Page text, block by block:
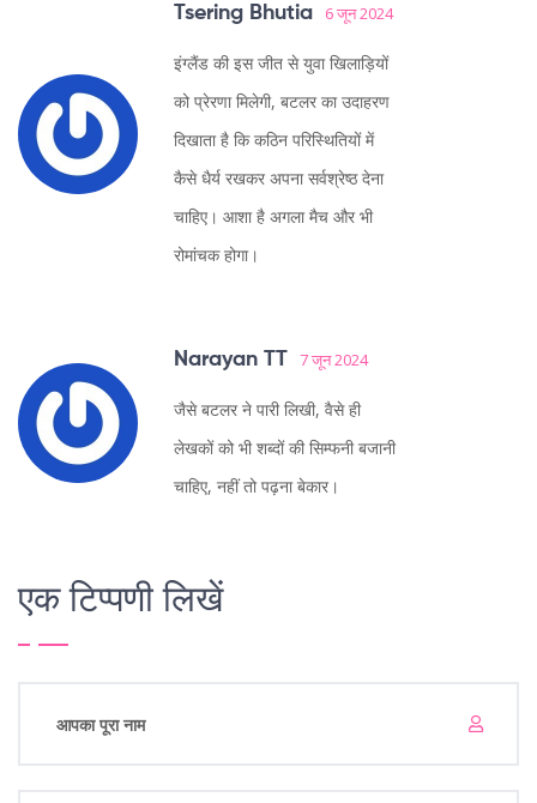
Tsering Bhutia 6 जून 2024
इंग्लैंड की इस जीत से युवा खिलाड़ियों
को प्रेरणा मिलेगी, बटलर का उदाहरण
दिखाता है कि कठिन परिस्थितियों में
कैसे धैर्य रखकर अपना सर्वश्रेष्ठ देना
चाहिए। आशा है अगला मैच और भी
रोमांचक होगा।
Narayan TT 7 जून 2024
जैसे बटलर ने पारी लिखी, वैसे ही
लेखकों को भी शब्दों की सिम्फनी बजानी
चाहिए, नहीं तो पढ़ना बेकार।
एक टिप्पणी लिखें